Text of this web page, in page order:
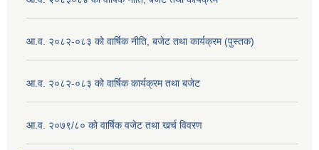
आ.व. २०८२-०८३ को वार्षिक नीति, बजेट तथा कार्यक्रम (पुस्तक)
आ.व. २०८२-०८३ को वार्षिक कार्यक्रम तथा बजेट
आ.व. २०७९/८० को वार्षिक वजेट तथा खर्च विवरण